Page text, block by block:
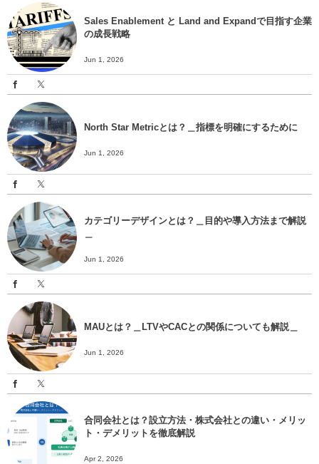
Sales Enablement と Land and Expandで目指す企業
の成長戦略
Jun 1, 2026
North Star Metricとは？＿指標を明確にするために
Jun 1, 2026
カテゴリーデザインとは？＿目的や導入方法まで解説
Jun 1, 2026
MAUとは？＿LTVやCACとの関係についても解説＿
Jun 1, 2026
合同会社とは？設立方法・株式会社との違い・メリッ
ト・デメリットを徹底解説
Apr 2, 2026